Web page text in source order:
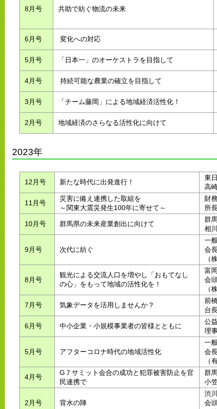
8月号 共助で紡ぐ物流の未来
6月号 変化への対応
5月号 「日本一」のオーケストラを目指して
4月号 持続可能な農業の確立を目指して
3月号 「チーム藤岡」による地域経済活性化！
2月号 地域経済のさらなる活性化に向けて
2023年
12月号 新たな時代に出発進行！
東
高
11月号
災害に備え連携した取組を
～関東大震災発生100年に寄せて～
財
所
10月号 群馬県の未来産業創出に向けて
群
相
9月号 次代に紡ぐ
一
会
（
8月号
観光による交流人口を増やし「おもてなし
の心」をもって地域の活性化を！
富
会
（
7月号 気象データを活用しませんか？
前
台
6月号 中小企業・小規模事業者の皆様とともに
公
理
5月号 アフターコロナ時代の地域活性化
一
会
（
4月号
G７サミット会合の成功と犯罪被害防止を官
民連携で
群
小
2月号 背水の陣
渋
会